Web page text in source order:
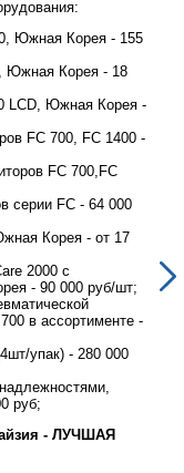
Южная Корея - 155
Южная Корея - 18
LCD, Южная Корея -
FC 700, FC 1400 -
FC 700,FC
серии FC - 64 000
Корея - от 17
2000 с
- 90 000 руб/шт;
в ассортименте -
упак) - 280 000
руб;
- ЛУЧШАЯ